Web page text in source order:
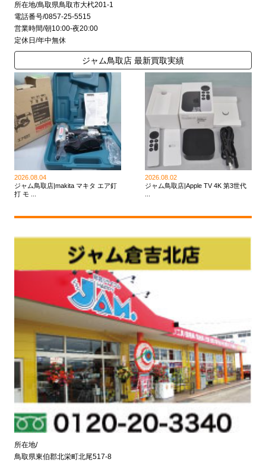
所在地/鳥取県鳥取市大杙201-1
電話番号/0857-25-5515
営業時間/朝10:00-夜20:00
定休日/年中無休
ジャム鳥取店 最新買取実績
2026.08.04
ジャム鳥取店|makita マキタ エア釘
打 モ ...
2026.08.02
ジャム鳥取店|Apple TV 4K 第3世代
所在地/
鳥取県東伯郡北栄町北尾517-8